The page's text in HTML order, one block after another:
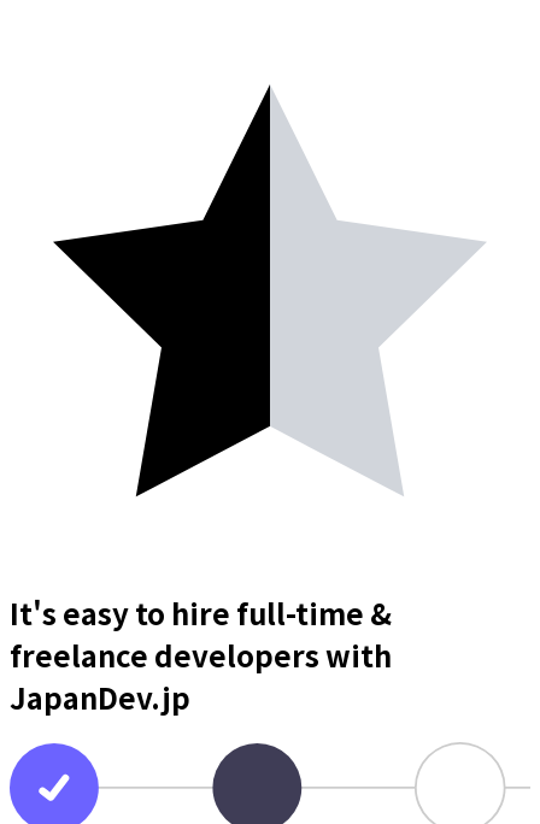
It's easy to hire full-time &
freelance developerswith
JapanDev.jp